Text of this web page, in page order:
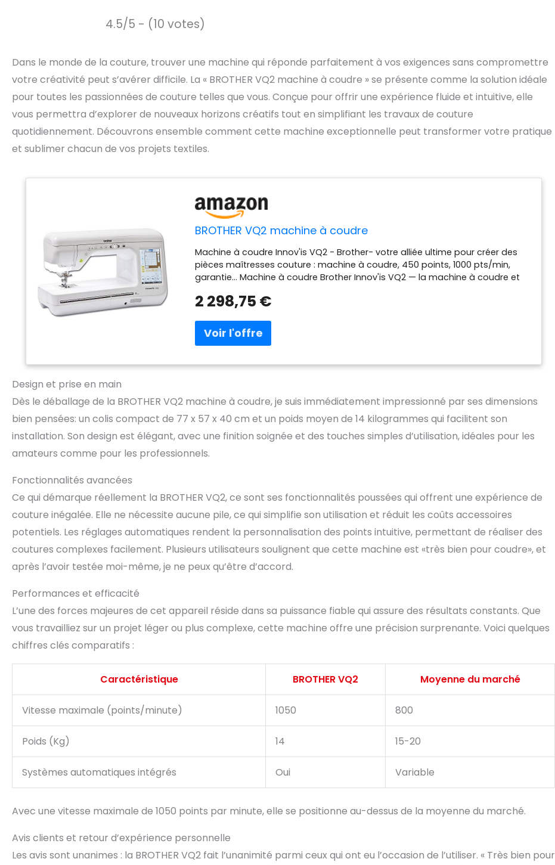
4.5/5 - (10 votes)
Dans le monde de la couture, trouver une machine qui réponde parfaitement à vos exigences sans compromettre
votre créativité peut s’avérer difficile. La « BROTHER VQ2 machine à coudre » se présente comme la solution idéale
pour toutes les passionnées de couture telles que vous. Conçue pour offrir une expérience fluide et intuitive, elle
vous permettra d’explorer de nouveaux horizons créatifs tout en simplifiant les travaux de couture
quotidiennement. Découvrons ensemble comment cette machine exceptionnelle peut transformer votre pratique
et sublimer chacun de vos projets textiles.
BROTHER VQ2 machine à coudre
Machine à coudre Innov'is VQ2 - Brother- votre alliée ultime pour créer des
pièces maîtresses couture : machine à coudre, 450 points, 1000 pts/min,
garantie... Machine à coudre Brother Innov'is VQ2 — la machine à coudre et
une machine sans compromis . Profitez de 462 points intégrés dont points
grand espace de travail 285 mm à droite de l'aiguille (idéal grands quilts),
écran tactile couleur, système d'entraînement SFDS premium Brother et
multidirectionnel
2 298,75 €
Design et prise en main
Dès le déballage de la BROTHER VQ2 machine à coudre, je suis immédiatement impressionné par ses dimensions
bien pensées: un colis compact de 77 x 57 x 40 cm et un poids moyen de 14 kilogrammes qui facilitent son
installation. Son design est élégant, avec une finition soignée et des touches simples d’utilisation, idéales pour les
amateurs comme pour les professionnels.
Fonctionnalités avancées
Ce qui démarque réellement la BROTHER VQ2, ce sont ses fonctionnalités poussées qui offrent une expérience de
couture inégalée. Elle ne nécessite aucune pile, ce qui simplifie son utilisation et réduit les coûts accessoires
potentiels. Les réglages automatiques rendent la personnalisation des points intuitive, permettant de réaliser des
coutures complexes facilement. Plusieurs utilisateurs soulignent que cette machine est «très bien pour coudre», et
après l’avoir testée moi-même, je ne peux qu’être d’accord.
Performances et efficacité
L’une des forces majeures de cet appareil réside dans sa puissance fiable qui assure des résultats constants. Que
vous travailliez sur un projet léger ou plus complexe, cette machine offre une précision surprenante. Voici quelques
chiffres clés comparatifs :
Caractéristique BROTHER VQ2 Moyenne du marché
Vitesse maximale (points/minute) 1050 800
Poids (Kg) 14 15-20
Systèmes automatiques intégrés Oui Variable
Avec une vitesse maximale de 1050 points par minute, elle se positionne au-dessus de la moyenne du marché.
Avis clients et retour d’expérience personnelle
Les avis sont unanimes : la BROTHER VQ2 fait l’unanimité parmi ceux qui ont eu l’occasion de l’utiliser. « Très bien pour